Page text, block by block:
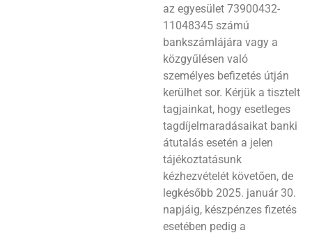
az egyesület 73900432-
11048345 számú
bankszámlájára vagy a
közgyűlésen való
személyes befizetés útján
kerülhet sor. Kérjük a tisztelt
tagjainkat, hogy esetleges
tagdíjelmaradásaikat banki
átutalás esetén a jelen
tájékoztatásunk
kézhezvételét követően, de
legkésőbb 2025. január 30.
napjáig, készpénzes fizetés
esetében pedig a